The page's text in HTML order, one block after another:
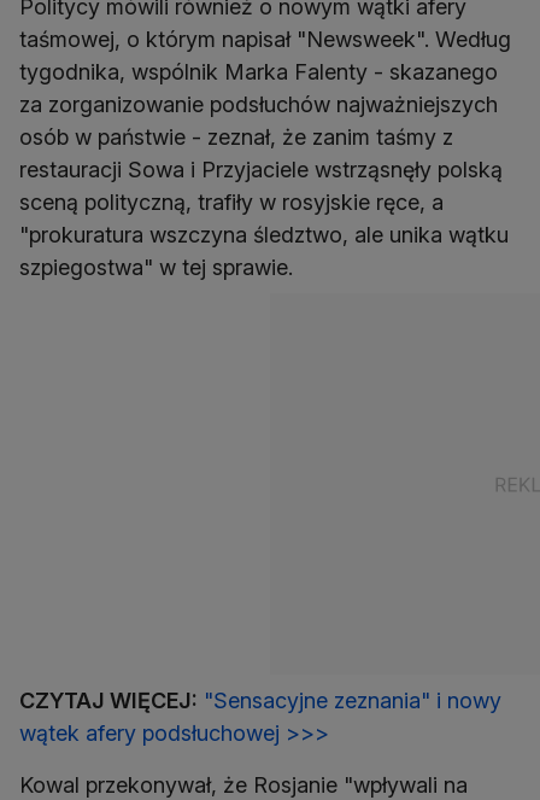
Politycy mówili również o nowym wątki afery
taśmowej, o którym napisał "Newsweek". Według
tygodnika, wspólnik Marka Falenty - skazanego
za zorganizowanie podsłuchów najważniejszych
osób w państwie - zeznał, że zanim taśmy z
restauracji Sowa i Przyjaciele wstrząsnęły polską
sceną polityczną, trafiły w rosyjskie ręce, a
"prokuratura wszczyna śledztwo, ale unika wątku
szpiegostwa" w tej sprawie.
CZYTAJ WIĘCEJ: "Sensacyjne zeznania" i nowy
wątek afery podsłuchowej >>>
Kowal przekonywał, że Rosjanie "wpływali na